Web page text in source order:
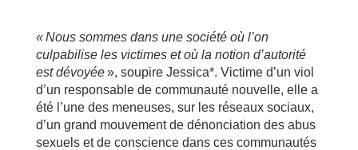
« Nous sommes dans une société où l’on
culpabilise les victimes et où la notion d’autorité
est dévoyée», soupire Jessica*. Victime d’un viol
d’un responsable de communauté nouvelle, elle a
été l’une des meneuses, sur les réseaux sociaux,
d’un grand mouvement de dénonciation des abus
sexuels et de conscience dans ces communautés